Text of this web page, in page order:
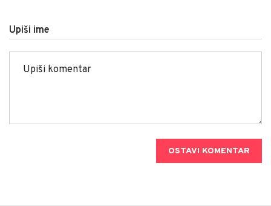
Upiši ime
OSTAVI KOMENTAR